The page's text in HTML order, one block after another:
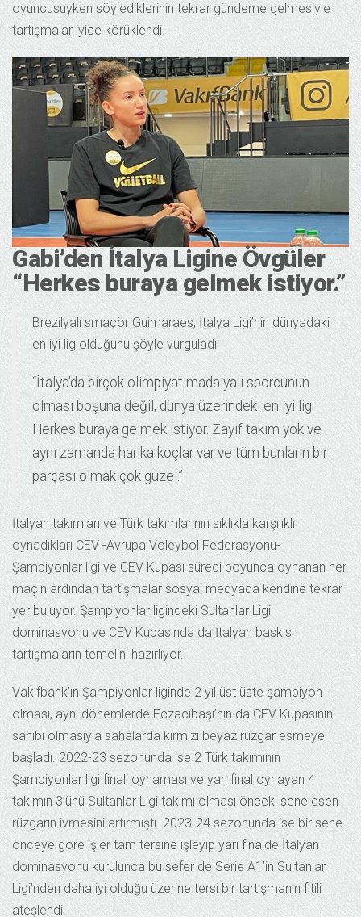
oyuncusuyken söylediklerinin tekrar gündeme gelmesiyle
tartışmalar iyice körüklendi.
Gabi’den İtalya Ligine Övgüler
“Herkes buraya gelmek istiyor.”
Brezilyalı smaçör Guimaraes, İtalya Ligi’nin dünyadaki
en iyi lig olduğunu şöyle vurguladı:
“İtalya’da birçok olimpiyat madalyalı sporcunun
olması boşuna değil, dünya üzerindeki en iyi lig.
Herkes buraya gelmek istiyor. Zayıf takım yok ve
aynı zamanda harika koçlar var ve tüm bunların bir
parçası olmak çok güzel.”
İtalyan takımları ve Türk takımlarının sıklıkla karşılıklı
oynadıkları CEV -Avrupa Voleybol Federasyonu-
Şampiyonlar ligi ve CEV Kupası süreci boyunca oynanan her
maçın ardından tartışmalar sosyal medyada kendine tekrar
yer buluyor. Şampiyonlar ligindeki Sultanlar Ligi
dominasyonu ve CEV Kupasında da İtalyan baskısı
tartışmaların temelini hazırlıyor.
Vakıfbank’ın Şampiyonlar liginde 2 yıl üst üste şampiyon
olması, aynı dönemlerde Eczacıbaşı’nın da CEV Kupasının
sahibi olmasıyla sahalarda kırmızı beyaz rüzgar esmeye
başladı. 2022-23 sezonunda ise 2 Türk takımının
Şampiyonlar ligi finali oynaması ve yarı final oynayan 4
takımın 3’ünü Sultanlar Ligi takımı olması önceki sene esen
rüzgarın ivmesini artırmıştı. 2023-24 sezonunda ise bir sene
önceye göre işler tam tersine işleyip yarı finalde İtalyan
dominasyonu kurulunca bu sefer de Serie A1’in Sultanlar
Ligi’nden daha iyi olduğu üzerine tersi bir tartışmanın fitili
ateşlendi.